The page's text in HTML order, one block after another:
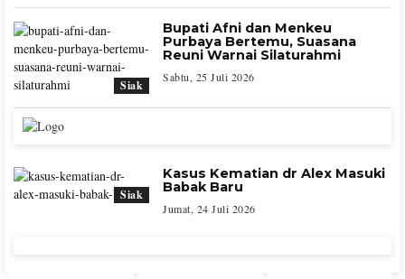
Siak
Bupati Afni dan Menkeu
Purbaya Bertemu, Suasana
Reuni Warnai Silaturahmi
Sabtu, 25 Juli 2026
Siak
Kasus Kematian dr Alex Masuki
Babak Baru
Jumat, 24 Juli 2026